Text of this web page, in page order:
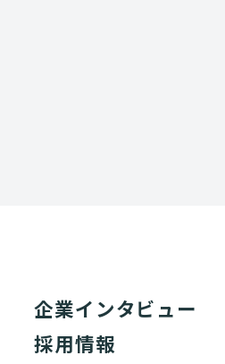
企業インタビュー
採用情報